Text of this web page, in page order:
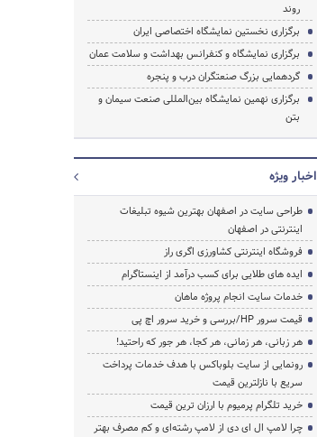
روند
برگزاری نخستین نمایشگاه اختصاصی ایران
برگزاری نمایشگاه و کنفرانس بهداشت و سلامت عمان
گردهمایی بزرگ صنعتگران درب و پنجره
برگزاری نهمین نمایشگاه بین‌المللی صنعت سیمان و
بتن
اخبار ویژه
طراحی سایت در اصفهان بهترین شیوه تبلیغات
اینترنتی در اصفهان
فروشگاه اینترنتی کشاورزی اگری راز
ایده های طلایی برای کسب درآمد از اینستاگرام
خدمات سایت انجام پروژه ماهان
قیمت سرور HP/بررسی و خرید سرور اچ پی
هر زبانی، هر زمانی، هر کجا، هر جور که راحتید!
رونمایی از سایت بلوباکس با هدف خدمات پرداخت
سریع با نازلترین قیمت
خرید تلگرام پرمیوم با ارزان ترین قیمت
چرا لامپ ال ای دی از لامپ رشته‌ای و کم مصرف بهتر